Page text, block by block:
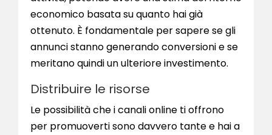
economico basata su quanto hai già
ottenuto. È fondamentale per sapere se gli
annunci stanno generando conversioni e se
meritano quindi un ulteriore investimento.
Distribuire le risorse
Le possibilità che i canali online ti offrono
per promuoverti sono davvero tante e hai a